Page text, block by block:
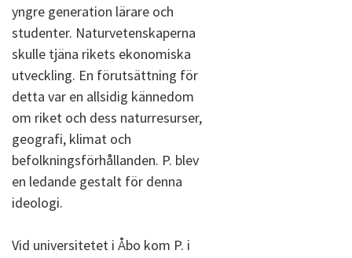
yngre generation lärare och
studenter. Naturvetenskaperna
skulle tjäna rikets ekonomiska
utveckling. En förutsättning för
detta var en allsidig kännedom
om riket och dess naturresurser,
geografi, klimat och
befolkningsförhållanden. P. blev
en ledande gestalt för denna
ideologi.
Vid universitetet i Åbo kom P. i